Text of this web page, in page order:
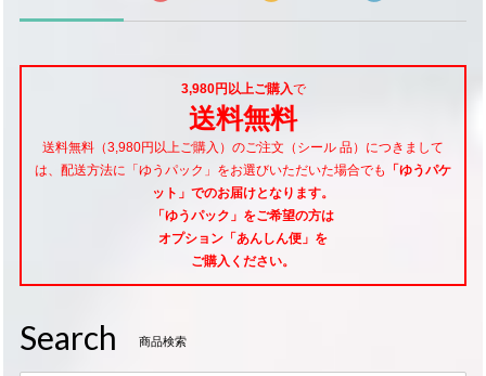
3,980円以上ご購入で
送料無料
送料無料（3,980円以上ご購入）のご注文（シール 品）につきまして
は、配送方法に「ゆうパック」をお選びいただいた場合でも
「ゆうパケ
ット」でのお届けとなります。
「ゆうパック」をご希望の方は
オプション「あんしん便」 を
ご購入ください。
Search 商品検索